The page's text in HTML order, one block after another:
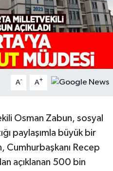
A- A+
Osman Zabun, sosyal
paylaşımla büyük bir
Cumhurbaşkanı Recep
açıklanan 500 bin